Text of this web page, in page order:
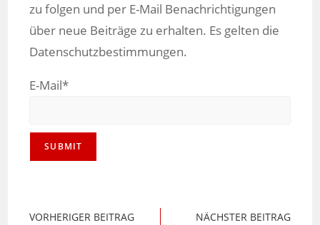
zu folgen und per E-Mail Benachrichtigungen
über neue Beiträge zu erhalten. Es gelten die
Datenschutzbestimmungen.
E-Mail*
VORHERIGER BEITRAG NÄCHSTER BEITRAG